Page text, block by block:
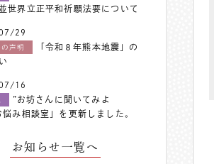
世界立正平和祈願法要について
29
声明
「令和８年熊本地震」の
16
”お坊さんに聞いてみよ
悩み相談室」を更新しました。
お知らせ一覧へ